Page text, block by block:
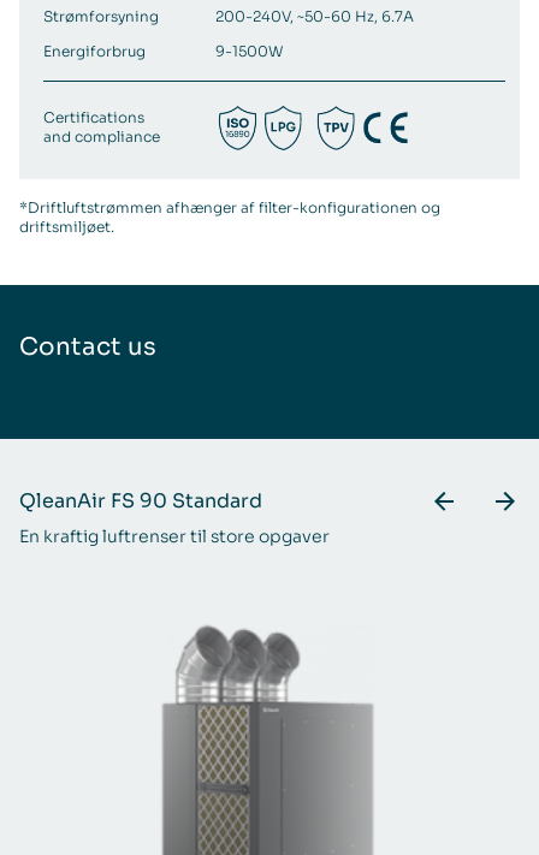
Strømforsyning
200-240V, ~50-60 Hz, 6.7A
Energiforbrug
9-1500W
Certifications
and compliance
*Driftluftstrømmen afhænger af filter-konfigurationen og
driftsmiljøet.
Contact us
QleanAir FS 90 Standard
En kraftig luftrenser til store opgaver